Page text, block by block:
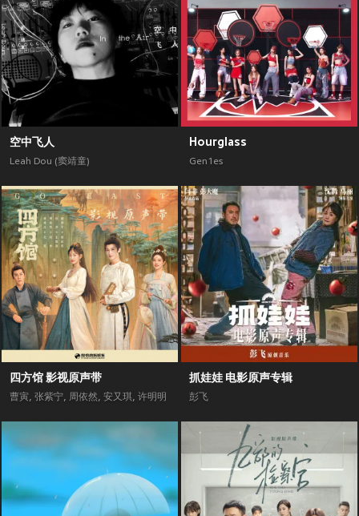
空中飞人
Leah Dou (窦靖童)
Hourglass
Gen1es
四方馆 影视原声带
曹寅, 张紫宁, 周依然, 安又琪, 许明明
抓娃娃 电影原声专辑
彭飞